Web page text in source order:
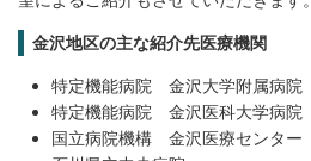
金沢地区の主な紹介先医療機関
特定機能病院 金沢大学附属病院
特定機能病院 金沢医科大学病院
国立病院機構 金沢医療センター